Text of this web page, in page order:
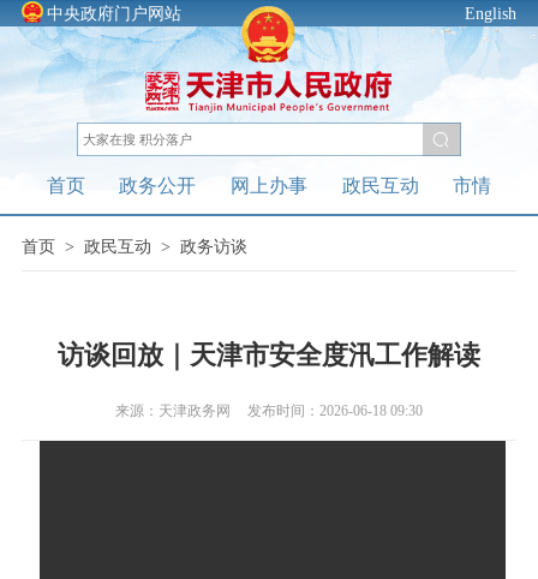
中央政府门户网站 English
首页 政务公开 网上办事 政民互动 市情
首页> 政民互动 > 政务访谈
访谈回放｜天津市安全度汛工作解读
来源：天津政务网 发布时间：2026-06-18 09:30